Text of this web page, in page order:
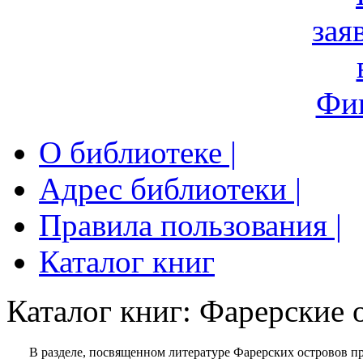
О библиотеке |
Адрес библиотеки |
Правила пользования |
Каталог книг
Каталог книг: Фарерские
В разделе, посвященном литературе Фарерских островов